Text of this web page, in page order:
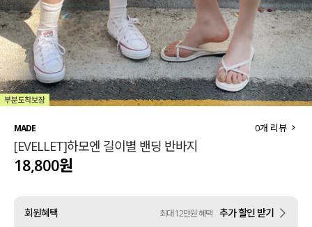
하객룩
살안타템
110사이즈
티셔츠
셔츠
원피스
팬츠
스커트
언더웨어
MADE
[EVELLET]하모엔 길이별 밴딩 반바지
0개 리뷰
18,800원
회원혜택 최대 12만원 혜택 추가 할인 받기